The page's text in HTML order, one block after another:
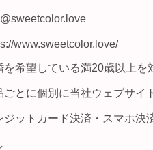
www.sweetcolor.love/
を希望している満20歳以上
ごとに個別に当社ウェブサイ
ジットカード決済・スマホ決